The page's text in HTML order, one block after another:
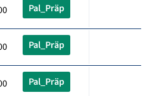
Pal_Präp
Pal_Präp
Pal_Präp